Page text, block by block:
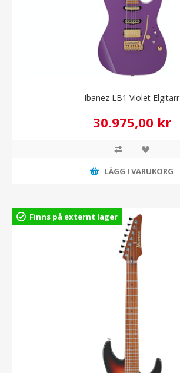
Ibanez LB1 Violet Elgitarr
30.975,00 kr
LÄGG I VARUKORG
Finns på externt lager